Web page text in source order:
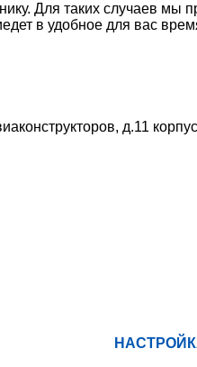
Для таких случаев мы
в удобное для вас
д.11